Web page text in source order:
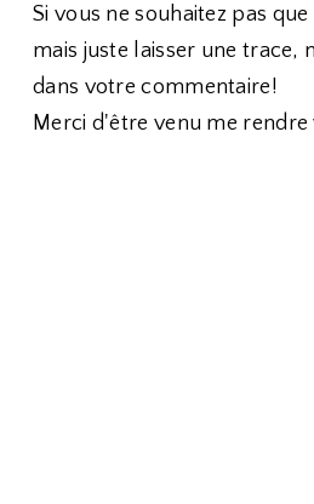
Si vous ne souhaitez pas
mais juste laisser une trace,
dans votre commentaire!
Merci d'être venu me rendre